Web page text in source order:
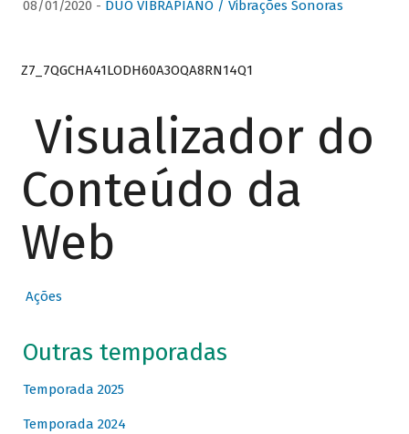
08/01/2020 - DUO VIBRAPIANO / Vibrações Sonoras
Z7_7QGCHA41LODH60A3OQA8RN14Q1
Visualizador do
Conteúdo da
Web
Ações
Outras temporadas
Temporada 2025
Temporada 2024